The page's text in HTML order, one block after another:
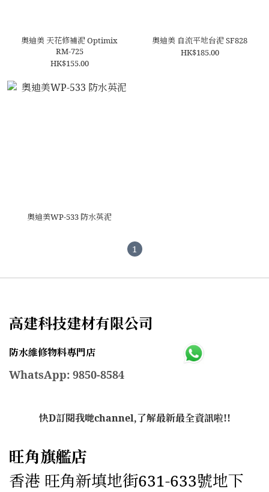
奧迪美 天花修補泥 Optimix
RM-725
HK$155.00
奧迪美 自流平地台泥 SF828
HK$185.00
奧迪美WP-533 防水英泥
1
高建科技建材有限公司
防水維修物料專門店
WhatsApp: 9850-8584
快D訂閱我哋channel,了解最新最全資訊啦!!
旺角旗艦店
香港 旺角新填地街631-633號地下